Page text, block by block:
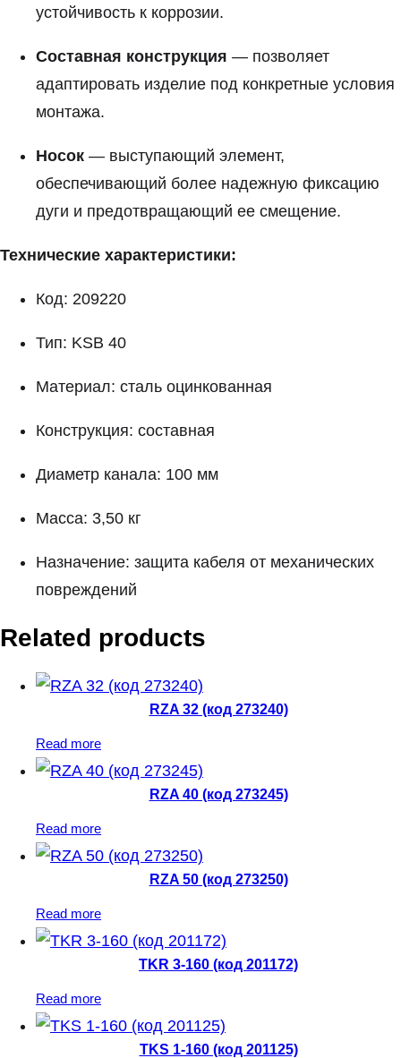
устойчивость к коррозии.
Составная конструкция — позволяет
адаптировать изделие под конкретные условия
монтажа.
Носок — выступающий элемент,
обеспечивающий более надежную фиксацию
дуги и предотвращающий ее смещение.
Технические характеристики:
Код: 209220
Тип: KSB 40
Материал: сталь оцинкованная
Конструкция: составная
Диаметр канала: 100 мм
Масса: 3,50 кг
Назначение: защита кабеля от механических
повреждений
Related products
RZA 32 (код 273240)
Read more
RZA 40 (код 273245)
Read more
RZA 50 (код 273250)
Read more
TKR 3-160 (код 201172)
Read more
TKS 1-160 (код 201125)